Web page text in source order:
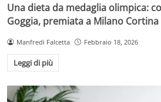
Una dieta da medaglia olimpica:
Goggia, premiata a Milano Cortina
Manfredi Falcetta Febbraio 18, 2026
Leggi di più